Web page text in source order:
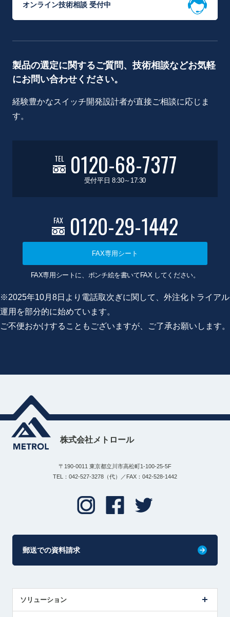
オンライン技術相談 受付中
製品の選定に関するご質問、技術相談などお気軽
にお問い合わせください。
経験豊かなスイッチ開発設計者が直接ご相談に応じま
す。
TEL 0120-68-7377
受付平日 8:30～17:30
FAX 0120-29-1442
FAX専用シート
FAX専用シートに、ポンチ絵を書いてFAX してください。
※2025年10月8日より電話取次ぎに関して、外注化トライアル
運用を部分的に始めています。
ご不便おかけすることもございますが、ご了承お願いします。
株式会社メトロール
〒190-0011 東京都立川市高松町1-100-25-5F
TEL：042-527-3278（代）／FAX：042-528-1442
郵送での資料請求
ソリューション